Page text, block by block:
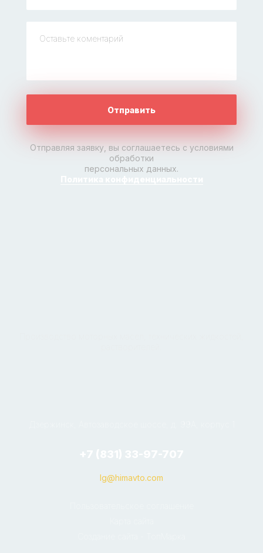
Отправить
Отправляя заявку, вы соглашаетесь с условиями
обработки
персональных данных.
lg@himavto.com